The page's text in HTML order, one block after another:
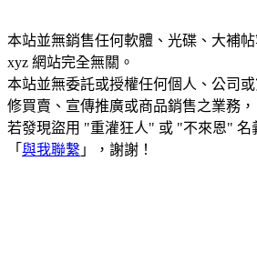
本站並無銷售任何軟體、光碟、大補
xyz 網站完全無關。
本站並無委託或授權任何個人、公司
修買賣、宣傳推廣或商品銷售之業務，
若發現盜用 "重灌狂人" 或 "不來恩" 名
「 與我聯繫 」，謝謝！